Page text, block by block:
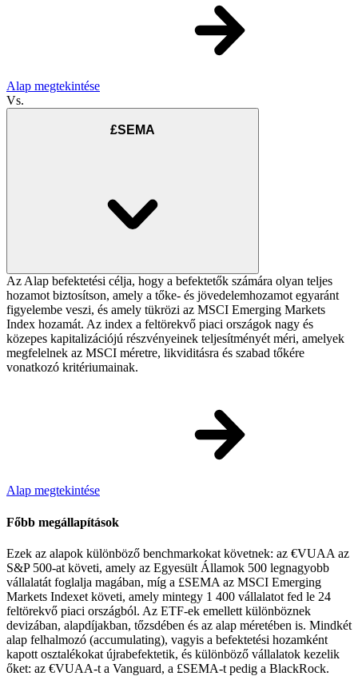
Alap megtekintése
Vs.
£SEMA
Az Alap befektetési célja, hogy a befektetők számára olyan teljes
hozamot biztosítson, amely a tőke- és jövedelemhozamot egyaránt
figyelembe veszi, és amely tükrözi az MSCI Emerging Markets
Index hozamát. Az index a feltörekvő piaci országok nagy és
közepes kapitalizációjú részvényeinek teljesítményét méri, amelyek
megfelelnek az MSCI méretre, likviditásra és szabad tőkére
vonatkozó kritériumainak.
Alap megtekintése
Főbb megállapítások
Ezek az alapok különböző benchmarkokat követnek: az €VUAA az
S&P 500-at követi, amely az Egyesült Államok 500 legnagyobb
vállalatát foglalja magában, míg a £SEMA az MSCI Emerging
Markets Indexet követi, amely mintegy 1 400 vállalatot fed le 24
feltörekvő piaci országból. Az ETF-ek emellett különböznek
devizában, alapdíjakban, tőzsdében és az alap méretében is. Mindkét
alap felhalmozó (accumulating), vagyis a befektetési hozamként
kapott osztalékokat újrabefektetik, és különböző vállalatok kezelik
őket: az €VUAA-t a Vanguard, a £SEMA-t pedig a BlackRock.